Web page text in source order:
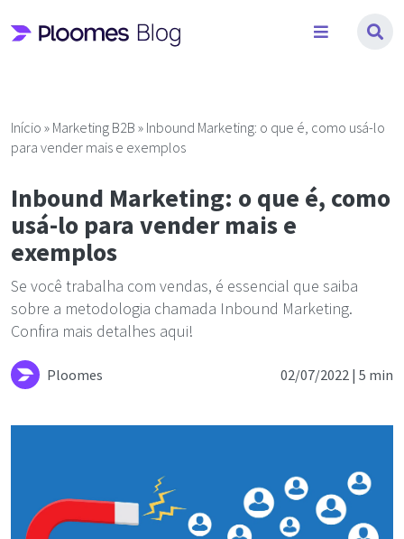
para
Início » Marketing B2B » Inbound Marketing: o que é, como usá-lo
para vender mais e exemplos
Inbound Marketing: o que é, como
usá-lo para vender mais e
exemplos
Se você trabalha com vendas, é essencial que saiba
sobre a metodologia chamada Inbound Marketing.
Confira mais detalhes aqui!
Ploomes 02/07/2022 | 5 min